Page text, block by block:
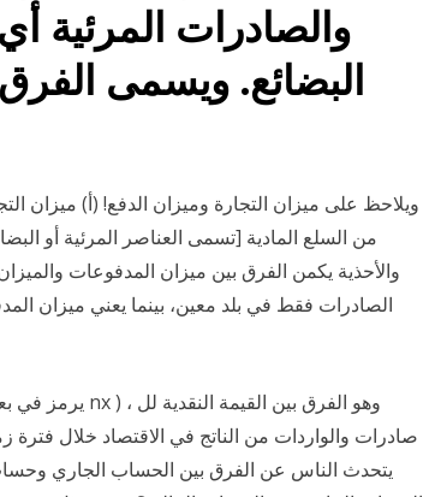
والصادرات المرئية
البضائع. ويسمى
ويلاحظ على ميزان التجارة وميزان الدفع! (أ) ميزان
من السلع المادية [تسمى العناصر المرئية أو
والأحذية يكمن الفرق بين ميزان المدفوعات
الصادرات فقط في بلد معين، بينما يعني ميزان
صادرات والواردات من الناتج في الاقتصاد خلال فترة
يتحدث الناس عن الفرق بين الحساب الجاري